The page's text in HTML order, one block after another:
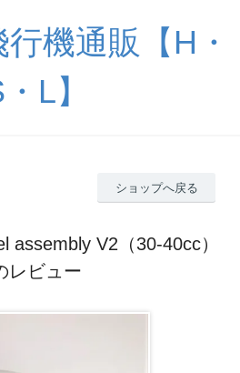
機通販【H・
L】
ショップへ戻る
assembly V2（30-40cc）
レビュー